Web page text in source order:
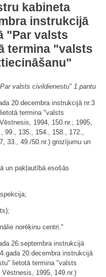
kabineta
instrukcijā
"Par valsts
termina "valsts
valsts civildienestu" 1.pantu
20.decembra instrukcijā nr.3
termina "valsts
1994, 150.nr.; 1995,
99., 135., 154., 158., 172.,
33., 49./50.nr.) grozījumu un
un pakļautībā esošās
norēķinu centri."
26.septembra instrukcijā
20.decembra instrukcijā
lietotā termina "valsts
1995, 149.nr.)